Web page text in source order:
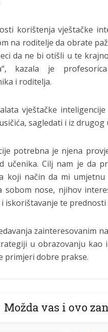
korištenja vještačke
na roditelje da obrate
da ne bi otišli u te
kazala je
i roditelja.
vještačke
sagledati i iz drugog
potrebna je njena
učenika. Cilj nam je da
koji način da mi
sobom nose, njihov
iskorištavanje te prednosti
zainteresovanim
u obrazovanju kao
primjeri dobre prakse.
Možda vas i ovo